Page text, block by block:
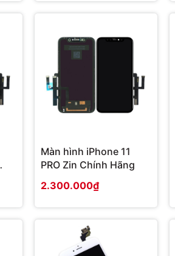
Màn hình iPhone 11
PRO Zin Chính Hãng
2.300.000₫